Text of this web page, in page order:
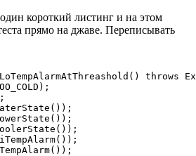
короткий листинг и на этом
прямо на джаве. Переписывать
throws